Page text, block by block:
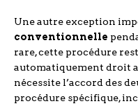
Une autre exception
conventionnelle
rare, cette procédure
automatiquement droit
nécessite l’accord des
procédure spécifique,